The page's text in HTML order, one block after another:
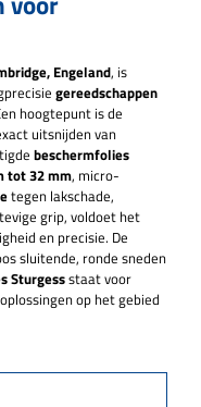
Engeland, is
gereedschappen
hoogtepunt is de
uitsnijden van
beschermfolies
tot 32 mm, micro-
tegen lakschade,
grip, voldoet het
en precisie. De
sluitende, ronde sneden
Sturgessstaat voor
op het gebied